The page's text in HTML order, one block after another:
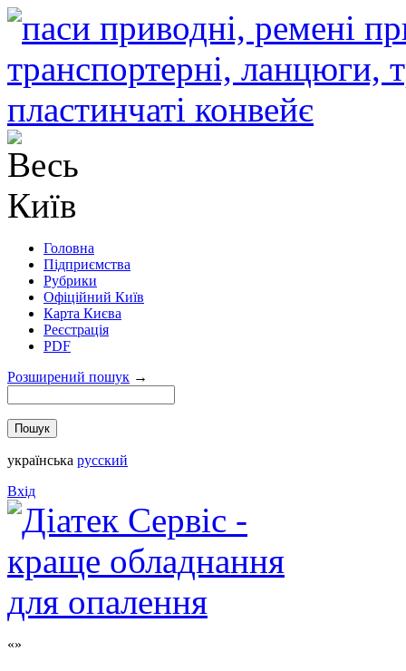
Головна
Підприємства
Рубрики
Офіційний Київ
Карта Києва
Реєстрація
PDF
Розширений пошук →
українська русский
Вхід